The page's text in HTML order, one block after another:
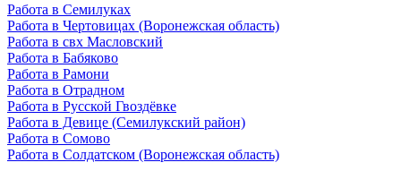
Работа в Семилуках
Работа в Чертовицах (Воронежская область)
Работа в свх Масловский
Работа в Бабяково
Работа в Рамони
Работа в Отрадном
Работа в Русской Гвоздёвке
Работа в Девице (Семилукский район)
Работа в Сомово
Работа в Солдатском (Воронежская область)